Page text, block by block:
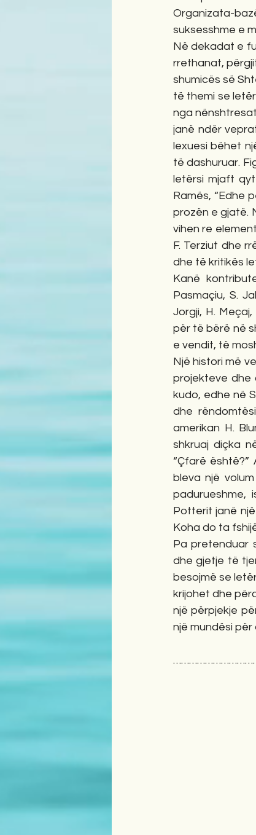
Organizata-
suksesshme e
Në dekadat e
rrethanat,
shumicës së
të themi se
nga nënshtresat
janë ndër
lexuesi bëhet
të dashuruar.
letërsi mjaft
Ramës, “Edhe
prozën e gjatë.
vihen re
F. Terziut dhe
dhe të kritikës
Kanë
Pasmaçiu, S.
Jorgji, H.
për të bërë në
e vendit, të
Një histori më
projekteve dhe
kudo, edhe në
dhe
amerikan H.
shkruaj diçka
“Çfarë
bleva një
padurueshme,
Potterit janë
Koha do ta
Pa pretenduar
dhe gjetje të
besojmë se
krijohet dhe
një përpjekje
një mundësi për